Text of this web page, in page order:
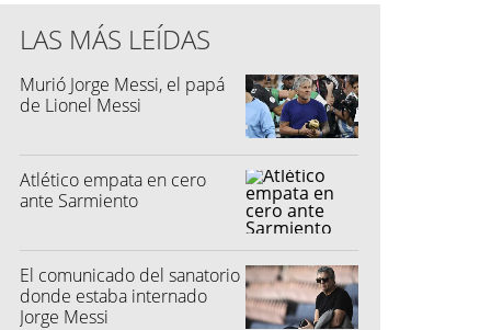
LAS MÁS LEÍDAS
Murió Jorge Messi, el papá
de Lionel Messi
Atlético empata en cero
ante Sarmiento
El comunicado del sanatorio
donde estaba internado
Jorge Messi